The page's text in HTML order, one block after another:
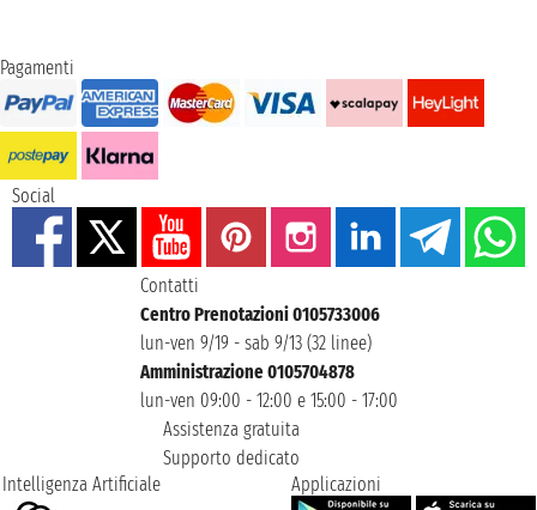
Pagamenti
Social
Contatti
Centro Prenotazioni 0105733006
lun-ven 9/19 - sab 9/13 (32 linee)
Amministrazione 0105704878
lun-ven 09:00 - 12:00 e 15:00 - 17:00
Assistenza gratuita
Supporto dedicato
Intelligenza Artificiale
Applicazioni